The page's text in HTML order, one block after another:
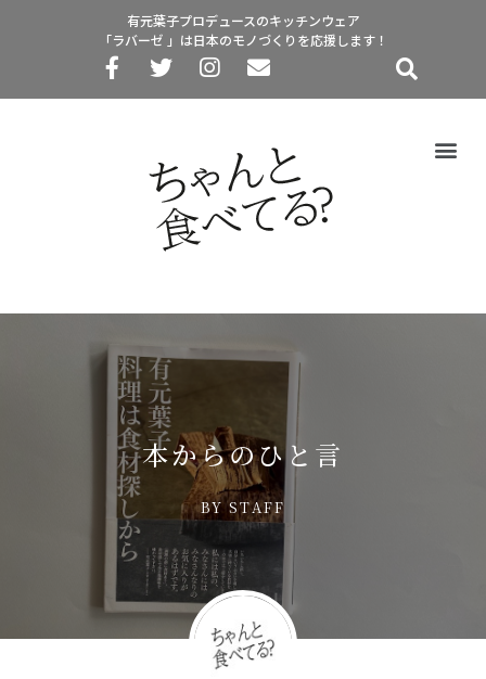
有元葉子プロデュースのキッチンウェア
「ラバーゼ 」は日本のモノづくりを応援します！
本からのひと言
BYSTAFF